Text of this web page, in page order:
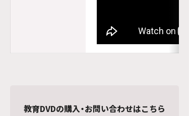
教育DVDの購入・お問い合わせはこちら